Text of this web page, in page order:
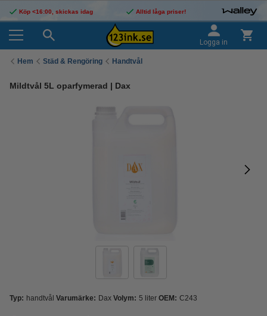
Köp <16:00, skickas idag Alltid låga priser!
Logga in
Hem Städ & Rengöring Handtvål
Mildtvål 5L oparfymerad | Dax
Typ: handtvål Varumärke: Dax Volym: 5 liter OEM: C243